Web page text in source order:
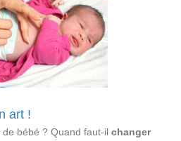
art !
bébé ? Quand faut-il changer